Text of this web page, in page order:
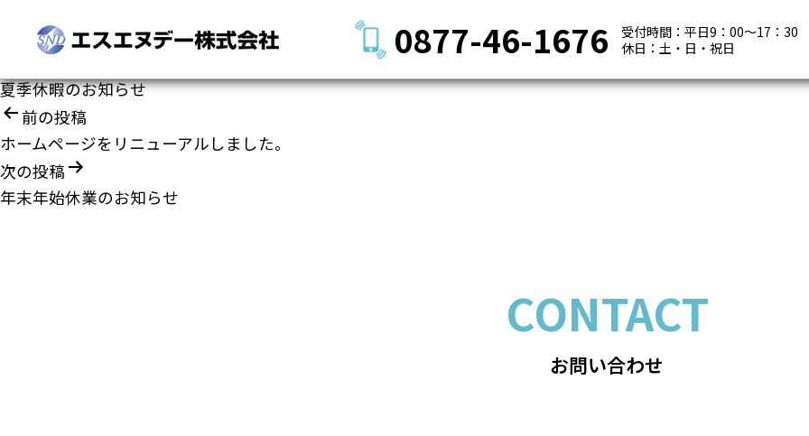
0877-46-1676
受付時間：平日9：00～17：30
休日：土・日・祝日
夏季休暇のお知らせ
投
稿
ナ
ビ
前の投稿
ホームページをリニューアルしました。
次の投稿
年末年始休業のお知らせ
CONTACT
お問い合わせ